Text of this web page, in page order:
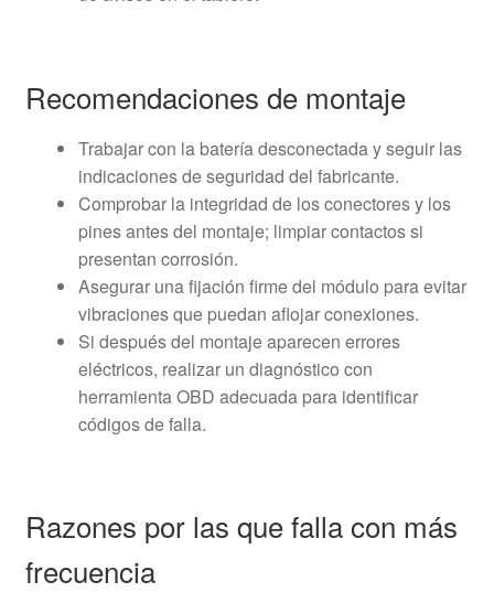
Recomendaciones de montaje
Trabajar con la batería desconectada y seguir las
indicaciones de seguridad del fabricante.
Comprobar la integridad de los conectores y los
pines antes del montaje; limpiar contactos si
presentan corrosión.
Asegurar una fijación firme del módulo para evitar
vibraciones que puedan aflojar conexiones.
Si después del montaje aparecen errores
eléctricos, realizar un diagnóstico con
herramienta OBD adecuada para identificar
códigos de falla.
Razones por las que falla con más
frecuencia